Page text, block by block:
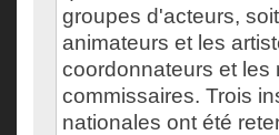
groupes d'acteurs,
animateurs et les
coordonnateurs et
commissaires. Trois
nationales ont été